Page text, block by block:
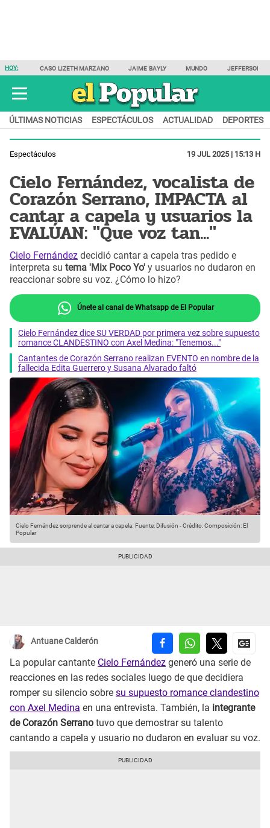
HOY: CASO LIZETH MARZANO JAIME BAYLY MUNDO JEFFERSON
ÚLTIMAS NOTICIAS ESPECTÁCULOS ACTUALIDAD DEPORTES
Espectáculos 19 JUL 2025 | 15:13 H
Cielo Fernández, vocalista de
Corazón Serrano, IMPACTA al
cantar a capela y usuarios la
EVALÚAN: "Que voz tan..."
Cielo Fernández decidió cantar a capela tras pedido e
interpreta su tema 'Mix Poco Yo' y usuarios no dudaron en
reaccionar sobre su voz. ¿Cómo lo hizo?
Únete al canal de Whatsapp de El Popular
Cielo Fernández dice SU VERDAD por primera vez sobre supuesto
romance CLANDESTINO con Axel Medina: "Tenemos..."
Cantantes de Corazón Serrano realizan EVENTO en nombre de la
fallecida Edita Guerrero y Susana Alvarado faltó
Cielo Fernández sorprende al cantar a capela. Fuente: Difusión -Crédito: Composición: El
Popular
Antuane Calderón
La popular cantante Cielo Fernández generó una serie de
reacciones en las redes sociales luego de que decidiera
romper su silencio sobre su supuesto romance clandestino
con Axel Medina en una entrevista. También, la integrante
de Corazón Serrano tuvo que demostrar su talento
cantando a capela y usuario no dudaron en evaluar su voz.